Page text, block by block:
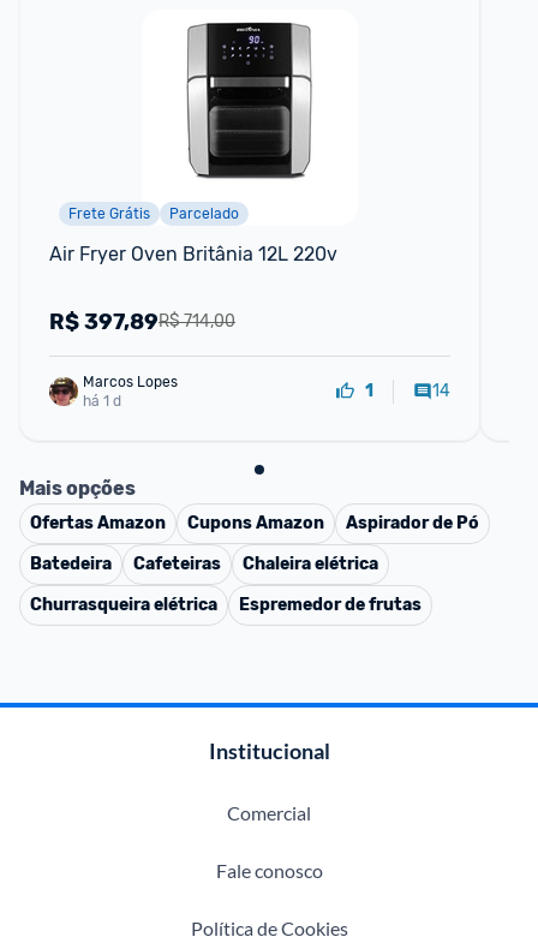
Frete Grátis Parcelado
Air Fryer Oven Britânia 12L 220v
R$ 714,00
R$397,89
Marcos Lopes
há 1 d
1 14
Mais opções
OfertasAmazon CuponsAmazon
Aspirador de Pó
Batedeira
Cafeteiras
Chaleira elétrica
Churrasqueira elétrica
Espremedor de frutas
Institucional
Comercial
Fale conosco
Política de Cookies